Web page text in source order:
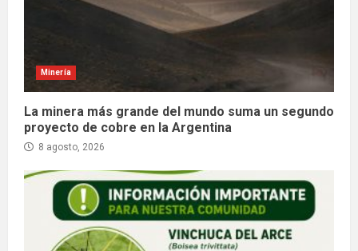
Minería
La minera más grande del mundo suma un segundo
proyecto de cobre en la Argentina
8 agosto, 2026